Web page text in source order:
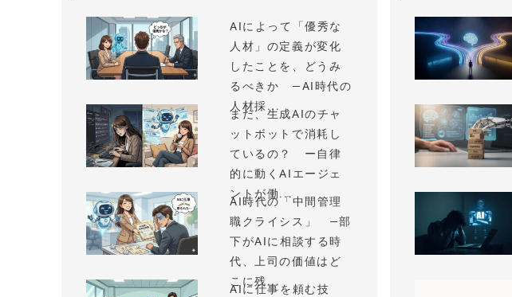
AIによって「優秀な
人材」の定義が変化
したことを、どうみ
るべきか —AI時代の
人材採...
まだ、生成AIのチャ
ットボットで消耗し
ているの？ ー自律
的に動くAIエージェ
ントが働...
AI時代の「中間管理
職クライシス」 —部
下がAIに相談する時
代、上司の価値はど
こに残...
AIに仕事を頼む技